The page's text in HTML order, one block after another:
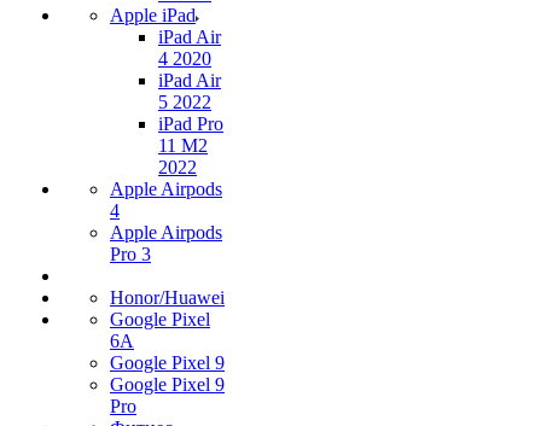
Apple iPad
iPad Air
4 2020
iPad Air
5 2022
iPad Pro
11 M2
2022
Apple Airpods
4
Apple Airpods
Pro 3
Honor/Huawei
Google Pixel
6A
Google Pixel 9
Google Pixel 9
Pro